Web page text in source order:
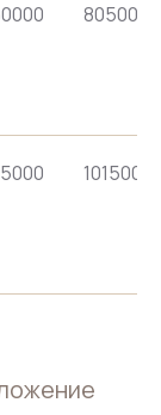
80500
101500